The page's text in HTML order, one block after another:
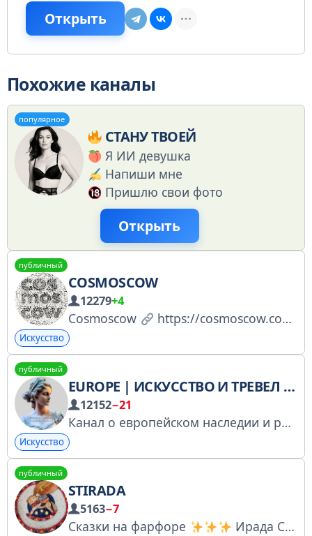
Открыть
Похожие каналы
популярное
СТАНУ ТВОЕЙ
Я ИИ девушка
Напиши мне
Пришлю свои фото
Открыть
публичный
COSMOSCOW
12279+4
Cosmoscow https://cosmoscow.com • Ярмарка • Фонд поддержки современного искусства • Клуб Коллекционеров • Онлайн-платформа TEO by Cosmoscow @teobycosmoscow1 • Ярмарка-сателлит blazar @blazarart Запись в РКН: https://shorturl.at/OQhsJ
Искусство
публичный
EUROPE | ИСКУССТВО И ТРЕВЕЛ | БЛОГ
12152−21
Канал о европейском наследии и редких местах для путешествий. РКН: № 6677771356 По всем вопросам: @egorchik_tg Помощники: @work_unicorn Биржа: https://telega.in/c/ArtOfEurope РКН: https://goo.su/iVnCfWU
Искусство
публичный
STIRADA
5163−7
Сказки на фарфоре Ирада Столбова 89057516701 личка: @Stolbova_irada https://plvideo.ru/@Stirada В пинтерест: https://pin.it/2FMZMSq5O